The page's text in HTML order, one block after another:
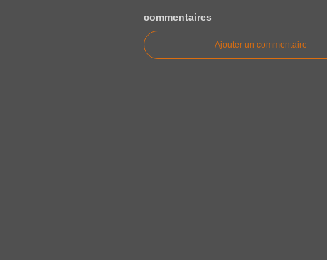
commentaires
Ajouter un commentaire